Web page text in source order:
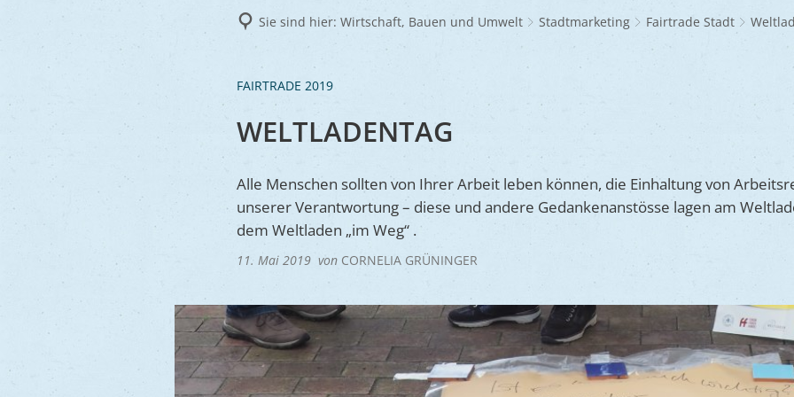
Zucht- und Tierschutz
Laden
Frühlingsmarkt
Kunsthandwerkermarkt
Ukraine Wir als Arbeitgeber
Sie sind hier: Wirtschaft, Bauen und Umwelt Stadtmarketing Fairtrade Stadt
FAIRTRADE 2019
WELTLADENTAG
Alle Menschen sollten von Ihrer Arbeit leben können, die Einhaltung von
unserer Verantwortung – diese und andere Gedankenanstösse lagen am
dem Weltladen „im Weg“ .
11. Mai 2019 von CORNELIA GRÜNINGER